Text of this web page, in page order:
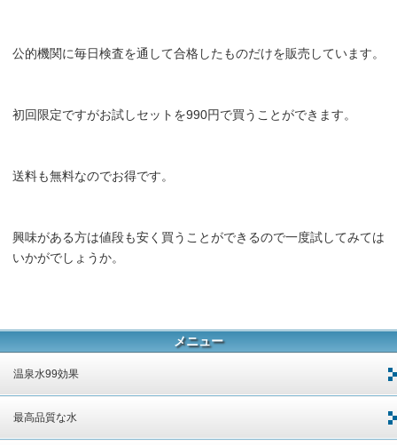
公的機関に毎日検査を通して合格したものだけを販売しています。
初回限定ですがお試しセットを990円で買うことができます。
送料も無料なのでお得です。
興味がある方は値段も安く買うことができるので一度試してみては
いかがでしょうか。
メニュー
温泉水99効果
最高品質な水